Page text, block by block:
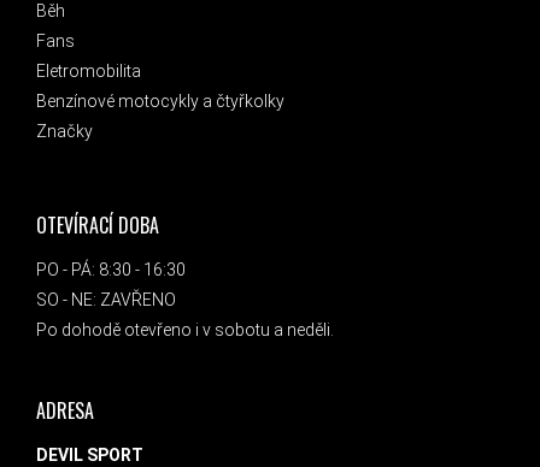
Běh
Fans
Eletromobilita
Benzínové motocykly a čtyřkolky
Značky
OTEVÍRACÍ DOBA
PO - PÁ: 8:30 - 16:30
SO - NE: ZAVŘENO
Po dohodě otevřeno i v sobotu a neděli.
ADRESA
DEVIL SPORT